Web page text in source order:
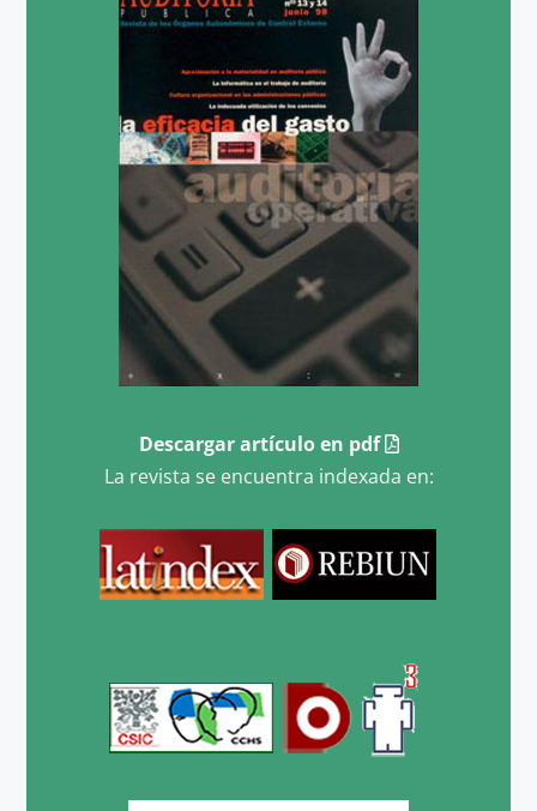
Descargar artículo en pdf
La revista se encuentra indexada en: